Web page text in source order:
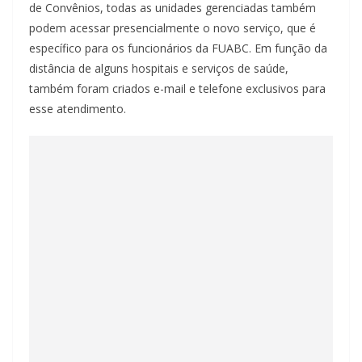
de Convênios, todas as unidades gerenciadas também
podem acessar presencialmente o novo serviço, que é
específico para os funcionários da FUABC. Em função da
distância de alguns hospitais e serviços de saúde,
também foram criados e-mail e telefone exclusivos para
esse atendimento.